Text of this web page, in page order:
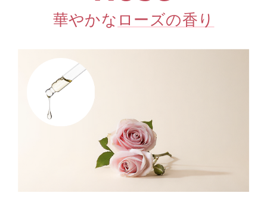
華やかな ローズの香り